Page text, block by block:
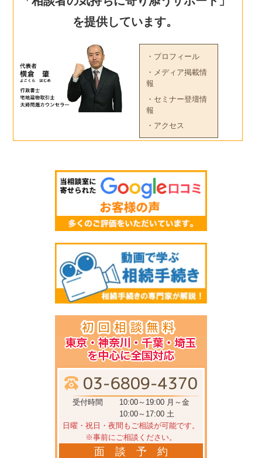
を提供しています。
・プロフィール
・メディア掲載情
報
・セミナー登壇情
報
・アクセス
受付時間
10:00～19:00 月～金
10:00～17:00 土
日曜・祝日・夜間もご相談が可能です。
※事前にご相談ください。
面 談 予 約